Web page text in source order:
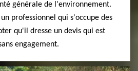
générale de l'environnement.
professionnel qui s'occupe des
qu'il dresse un devis qui est
engagement.